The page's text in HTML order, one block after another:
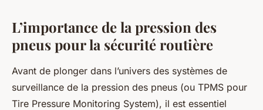
Léon•2 octobre 2024 •6 min de lecture
L’importance de la pression des
pneus pour la sécurité routière
Avant de plonger dans l’univers des systèmes de
surveillance de la pression des pneus (ou TPMS pour
Tire Pressure Monitoring System), il est essentiel